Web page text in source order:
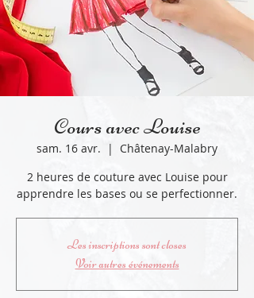
Cours avec Louise
sam. 16 avr.
  |
Châtenay-Malabry
2 heures de couture avec Louise pour
apprendre les bases ou se perfectionner.
Les inscriptions sont closes
Voir autres événements